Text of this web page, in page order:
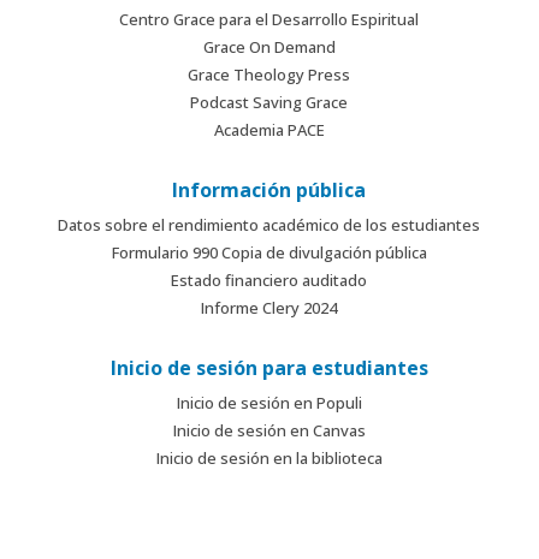
Centro Grace para el Desarrollo Espiritual
Grace On Demand
Grace Theology Press
Podcast Saving Grace
Academia PACE
Información pública
Datos sobre el rendimiento académico de los estudiantes
Formulario 990 Copia de divulgación pública
Estado financiero auditado
Informe Clery 2024
Inicio de sesión para estudiantes
Inicio de sesión en Populi
Inicio de sesión en Canvas
Inicio de sesión en la biblioteca